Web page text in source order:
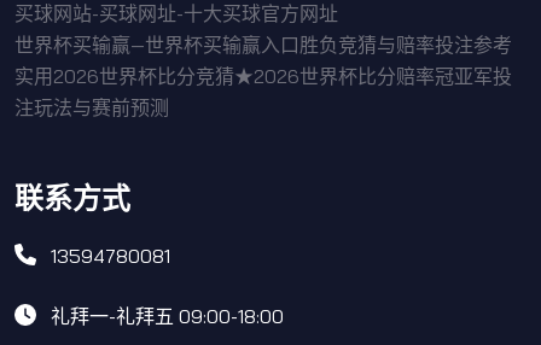
买球网站-买球网址-十大买球官方网址
世界杯买输赢—世界杯买输赢入口胜负竞猜与赔率投注参考
实用2026世界杯比分竞猜★2026世界杯比分赔率冠亚军投
注玩法与赛前预测
联系方式
13594780081
礼拜一-礼拜五 09:00-18:00